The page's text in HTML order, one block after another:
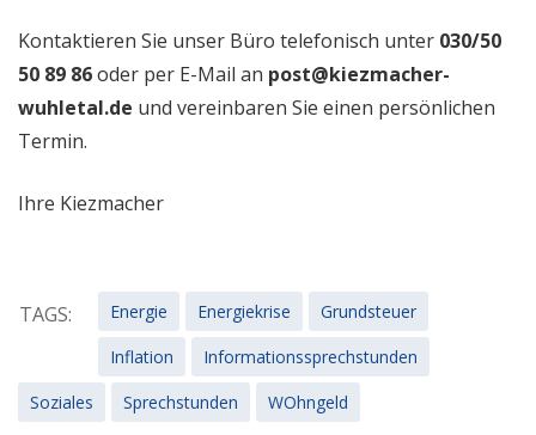
Kontaktieren Sie unser Büro telefonisch unter 030/50
50 89 86oder per E-Mail an post@kiezmacher-
wuhletal.de und vereinbaren Sie einen persönlichen
Termin.
Ihre Kiezmacher
TAGS: Energie Energiekrise
Grundsteuer
Inflation
Informationssprechstunden
Soziales
Sprechstunden WOhngeld